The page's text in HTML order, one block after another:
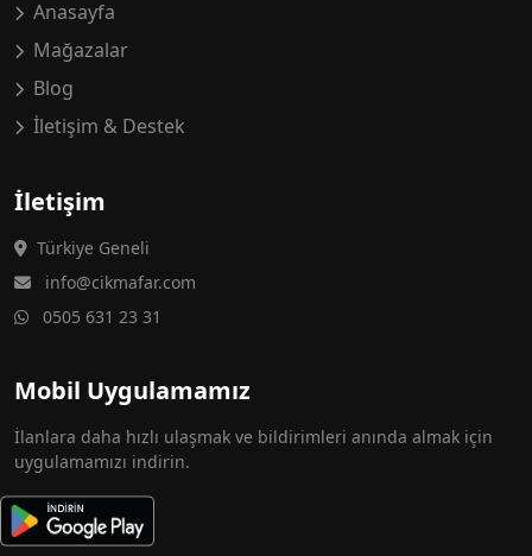
Anasayfa
Mağazalar
Blog
İletişim & Destek
İletişim
Türkiye Geneli
info@cikmafar.com
0505 631 23 31
Mobil Uygulamamız
İlanlara daha hızlı ulaşmak ve bildirimleri anında almak için
uygulamamızı indirin.